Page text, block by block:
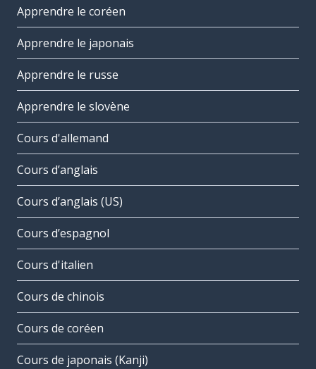
Apprendre le coréen
Apprendre le japonais
Apprendre le russe
Apprendre le slovène
Cours d'allemand
Cours d’anglais
Cours d’anglais (US)
Cours d’espagnol
Cours d'italien
Cours de chinois
Cours de coréen
Cours de japonais (Kanji)